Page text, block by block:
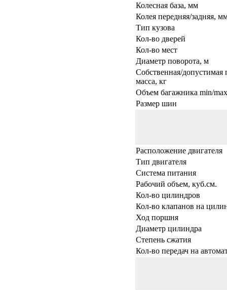
Колесная база, мм
Колея передняя/задняя,
Тип кузова
Кол-во дверей
Кол-во мест
Диаметр поворота, м
Собственная/допустимая
масса, кг
Объем багажника min/
Размер шин
Расположение двигателя
Тип двигателя
Система питания
Рабочий объем, куб.см.
Кол-во цилиндров
Кол-во клапанов на
Ход поршня
Диаметр цилиндра
Степень сжатия
Кол-во передач на